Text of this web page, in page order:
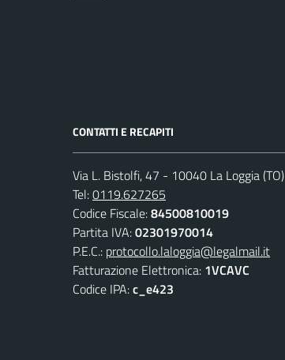
CONTATTI E RECAPITI
Via L. Bistolfi, 47 - 10040 La Loggia (TO)
Tel:0119.627265
Codice Fiscale:84500810019
Partita IVA:02301970014
P.E.C.: protocollo.laloggia@legalmail.it
Fatturazione Elettronica: 1VCAVC
Codice IPA:c_e423